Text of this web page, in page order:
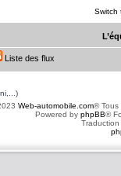
Switch
Liste des flux
Web-automobile.com® Tous
Powered by phpBB®